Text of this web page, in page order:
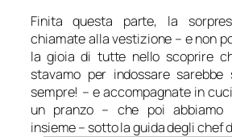
Finita questa parte, la
chiamate alla vestizione – e non
la gioia di tutte nello scoprire
stavamo per indossare
sempre! – e accompagnate in
un pranzo – che poi abbiamo
insieme – sotto la guida degli chef